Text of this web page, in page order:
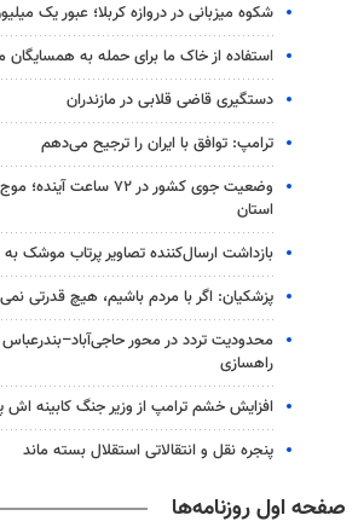
شکوه میزبانی در دروازه کربلا؛ عبور یک
استفاده از خاک ما برای حمله به
دستگیری قاضی قلابی در مازندران
ترامپ: توافق با ایران را ترجیح می‌دهم
استان
بازداشت ارسال‌کننده تصاویر پرتاب موشک به
پزشکیان: اگر با مردم باشیم، هیچ قدرتی
محدودیت تردد در محور
راهسازی
افزایش خشم ترامپ از وزیر جنگ کابینه اش
پنجره‌ نقل و انتقالاتی استقلال بسته ماند
صفحه اول روزنامه‌ها